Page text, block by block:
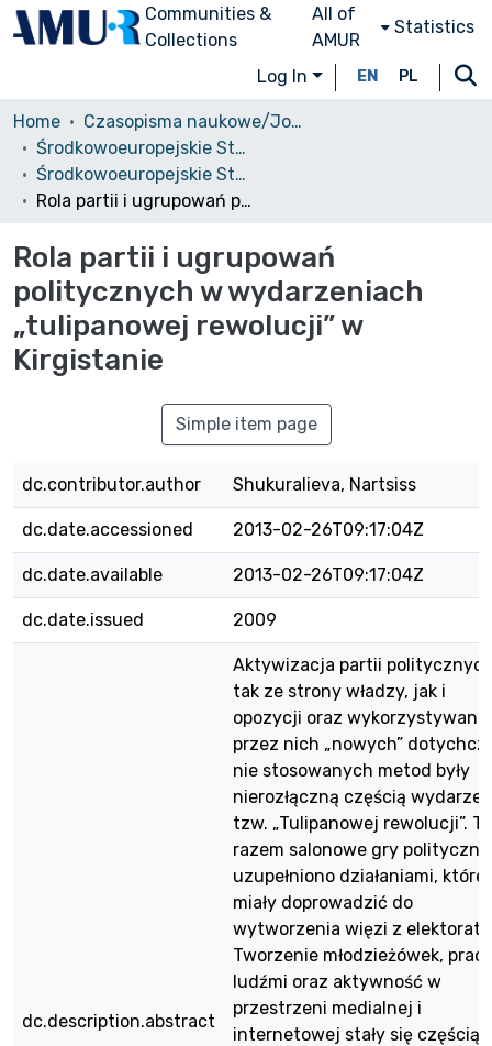
Communities &
Collections
All of
AMUR
Statistics
Log In EN PL
Home
Czasopisma naukowe/Journals
Środkowoeuropejskie Studia Polityczne i Medioznawcze
Środkowoeuropejskie Studia Polityczne, 2009, nr 1/2
Rola partii i ugrupowań politycznych w wydarzeniach „tulipanowej rewolucji” w Kirgistanie
Rola partii i ugrupowań
politycznych w wydarzeniach
„tulipanowej rewolucji” w
Kirgistanie
Simple item page
dc.contributor.author Shukuralieva, Nartsiss
dc.date.accessioned 2013-02-26T09:17:04Z
dc.date.available 2013-02-26T09:17:04Z
dc.date.issued 2009
dc.description.abstract
Aktywizacja partii
tak ze strony władzy, jak i
opozycji oraz wykorzystywanie
przez nich „nowych”
nie stosowanych metod były
nierozłączną częścią wydarzeń
tzw. „Tulipanowej rewolucji”.
razem salonowe gry polityczne
uzupełniono działaniami, które
miały doprowadzić do
wytworzenia więzi z
Tworzenie młodzieżówek,
ludźmi oraz aktywność w
przestrzeni medialnej i
internetowej stały się częścią